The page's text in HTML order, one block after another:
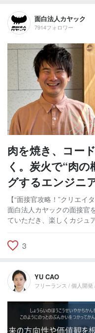
面白法人カヤック
7914フォロワー
肉を焼き、コー
く。炭火で“肉
グするエンジニ
【“面接官攻略！”クリエ
面白法人カヤックの面接官
ていただき、楽しくカジュ
3
YU CAO
フリーランス / 個人開発